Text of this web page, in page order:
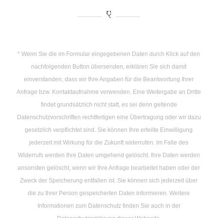
* Wenn Sie die im Formular eingegebenen Daten durch Klick auf den
nachfolgenden Button übersenden, erklären Sie sich damit
einverstanden, dass wir Ihre Angaben für die Beantwortung Ihrer
Anfrage bzw. Kontaktaufnahme verwenden. Eine Weitergabe an Dritte
findet grundsätzlich nicht statt, es sei denn geltende
Datenschutzvorschriften rechtfertigen eine Übertragung oder wir dazu
gesetzlich verpflichtet sind. Sie können Ihre erteilte Einwilligung
jederzeit mit Wirkung für die Zukunft widerrufen. Im Falle des
Widerrufs werden Ihre Daten umgehend gelöscht. Ihre Daten werden
ansonsten gelöscht, wenn wir Ihre Anfrage bearbeitet haben oder der
Zweck der Speicherung entfallen ist. Sie können sich jederzeit über
die zu Ihrer Person gespeicherten Daten informieren. Weitere
Informationen zum Datenschutz finden Sie auch in der